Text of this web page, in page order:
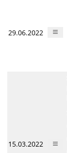
29.06.2022
15.03.2022